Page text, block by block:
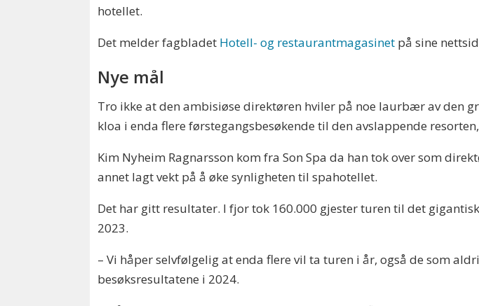
hotellet.
Det melder fagbladet Hotell- og restaurantmagasinet på sine
Nye mål
Tro ikke at den ambisiøse direktøren hviler på noe laurbær av den
kloa i enda flere førstegangsbesøkende til den avslappende
Kim Nyheim Ragnarsson kom fra Son Spa da han tok over som
annet lagt vekt på å øke synligheten til spahotellet.
Det har gitt resultater. I fjor tok 160.000 gjester turen til det
2023.
– Vi håper selvfølgelig at enda flere vil ta turen i år, også de som
besøksresultatene i 2024.